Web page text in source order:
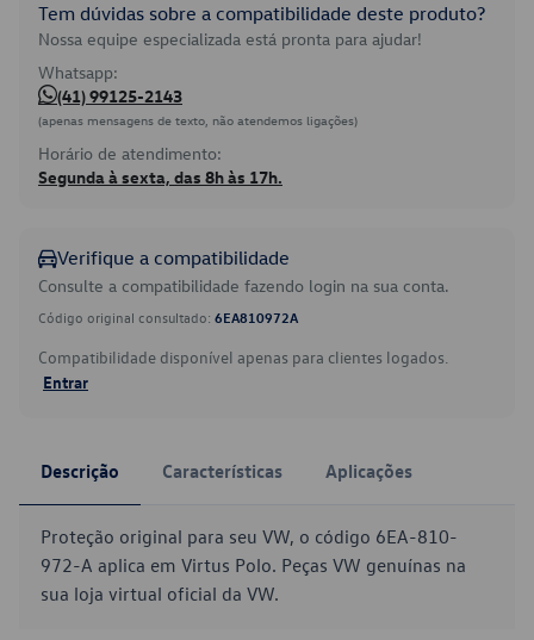
Tem dúvidas sobre a compatibilidade deste produto?
Nossa equipe especializada está pronta para ajudar!
Whatsapp:
(41) 99125-2143
(apenas mensagens de texto, não atendemos ligações)
Horário de atendimento:
Segunda à sexta, das 8h às 17h.
Verifique a compatibilidade
Consulte a compatibilidade fazendo login na sua conta.
Código original consultado: 6EA810972A
Compatibilidade disponível apenas para clientes logados.
Entrar
Descrição Características Aplicações
Proteção original para seu VW, o código 6EA-810-
972-A aplica em Virtus Polo. Peças VW genuínas na
sua loja virtual oficial da VW.